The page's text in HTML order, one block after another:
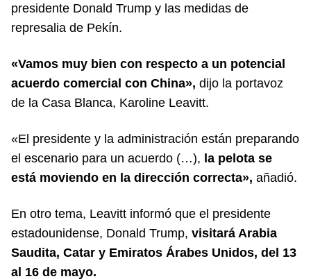
presidente Donald Trump y las medidas de
represalia de Pekín.
«Vamos muy bien con respecto a un potencial
acuerdo comercial con China», dijo la portavoz
de la Casa Blanca, Karoline Leavitt.
«El presidente y la administración están preparando
el escenario para un acuerdo (…), la pelota se
está moviendo en la dirección correcta», añadió.
En otro tema, Leavitt informó que el presidente
estadounidense, Donald Trump, visitará Arabia
Saudita, Catar y Emiratos Árabes Unidos, del 13
al 16 de mayo.